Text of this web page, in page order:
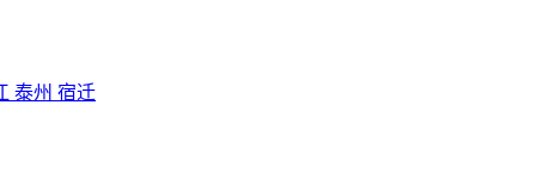
泰州 宿迁